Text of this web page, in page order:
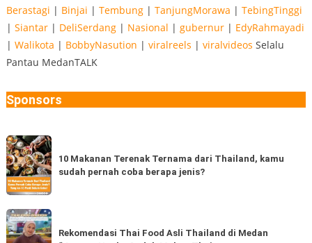
Berastagi | Binjai | Tembung| TanjungMorawa | TebingTinggi
| Siantar| DeliSerdang| Nasional | gubernur| EdyRahmayadi
| Walikota | BobbyNasution | viralreels | viralvideos Selalu
Pantau MedanTALK
Sponsors
10
Makanan
Terenak
Ternama
dari
Thailand,
10 Makanan Terenak Ternama dari Thailand, kamu
sudah pernah coba berapa jenis?
Rekomendasi
Thai
Rekomendasi Thai Food Asli Thailand di Medan